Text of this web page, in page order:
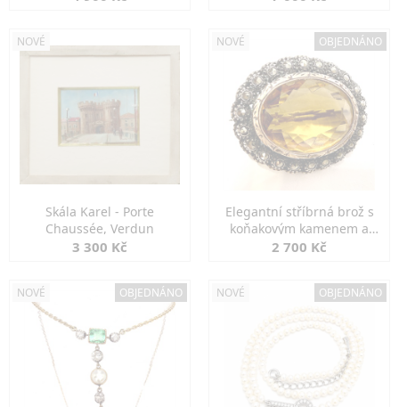
NOVÉ
Skála Karel - Porte
Chaussée, Verdun
3 300 Kč
NOVÉ OBJEDNÁNO
Elegantní stříbrná brož s
koňakovým kamenem a
markazity
2 700 Kč
NOVÉ OBJEDNÁNO NOVÉ OBJEDNÁNO